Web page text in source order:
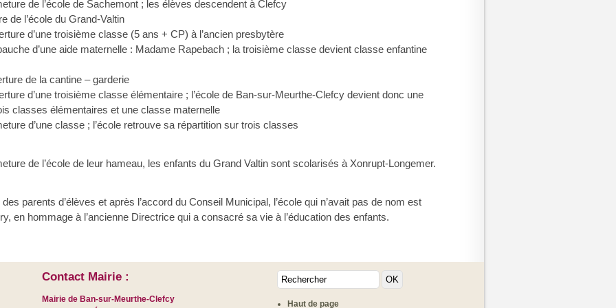
de l’école de Sachemont ; les élèves descendent à Clefcy
de l’école du Grand-Valtin
d’une troisième classe (5 ans + CP) à l’ancien presbytère
d’une aide maternelle : Madame Rapebach ; la troisième classe devient classe enfantine
de la cantine – garderie
d’une troisième classe élémentaire ; l’école de Ban-sur-Meurthe-Clefcy devient donc une
classes élémentaires et une classe maternelle
d’une classe ; l’école retrouve sa répartition sur trois classes
de l’école de leur hameau, les enfants du Grand Valtin sont scolarisés à Xonrupt-Longemer.
parents d’élèves et après l’accord du Conseil Municipal, l’école qui n’avait pas de nom est
en hommage à l’ancienne Directrice qui a consacré sa vie à l’éducation des enfants.
Contact Mairie :
Mairie de Ban-sur-Meurthe-Clefcy
Haut de page